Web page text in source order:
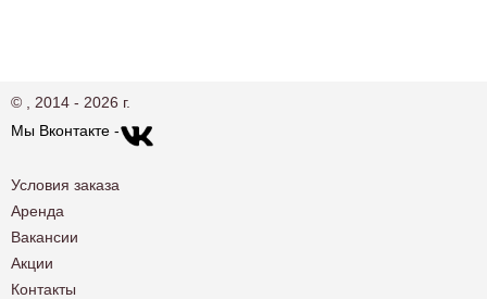
© , 2014 - 2026 г.
Мы Вконтакте -
Условия заказа
Аренда
Вакансии
Акции
Контакты